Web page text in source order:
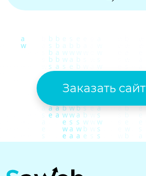
Заказать сайт